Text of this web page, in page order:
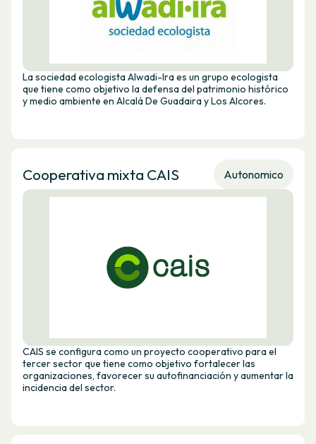
La sociedad ecologista Alwadi-Ira es un grupo ecologista
que tiene como objetivo la defensa del patrimonio histórico
y medio ambiente en Alcalá De Guadaira y Los Alcores.
Cooperativa mixta CAIS Autonomico
CAIS se configura como un proyecto cooperativo para el
tercer sector que tiene como objetivo fortalecer las
organizaciones, favorecer su autofinanciación y aumentar la
incidencia del sector.